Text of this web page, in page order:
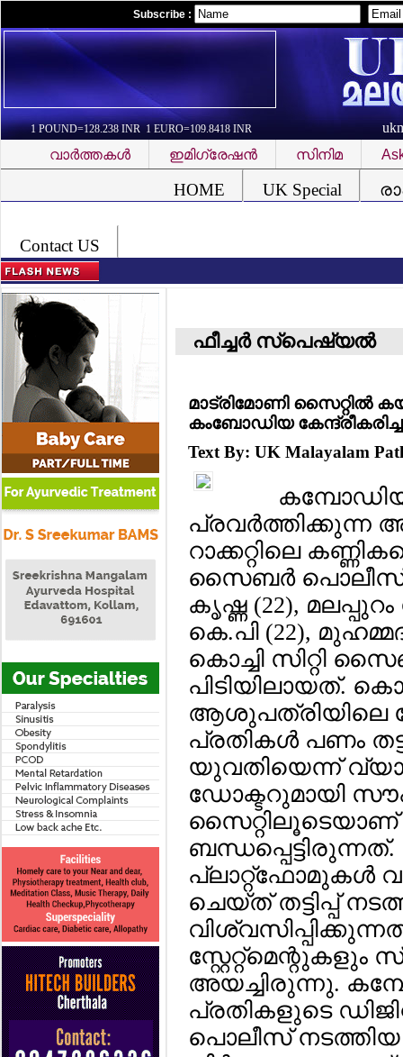
Subscribe :
1 POUND=128.238 INR 1 EURO=109.8418 INR
വാര്‍ത്തകള്‍
ഇമിഗ്രേഷന്‍ സിനിമ
HOME UK Special
Contact US
ഫീച്ചര്‍ സ്‌പെഷ്യല്‍
മാട്രിമോണി സൈറ്റില്‍
കംബോഡിയ കേന്ദ്രീകരിച്ച
Text By: UK Malayalam
പ്രവര്‍ത്തിക്കുന്ന
റാക്കറ്റിലെ
സൈബര്‍ പൊലീസ്.
കൃഷ്ണ (22),
കെ.പി (22),
കൊച്ചി സിറ്റി
പിടിയിലായത്.
ആശുപത്രിയിലെ
പ്രതികള്‍ പണം
യുവതിയെന്ന്
ഡോക്ടറുമായി
പ്ലാറ്റ്ഫോമുകള്‍
ചെയ്ത് തട്ടിപ്പ്
അയച്ചിരുന്നു.
പ്രതികളുടെ
പൊലീസ്